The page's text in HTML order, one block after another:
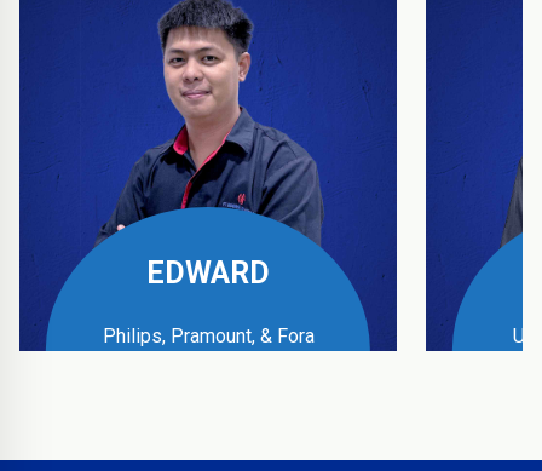
EDWARD
Philips, Pramount, & Fora